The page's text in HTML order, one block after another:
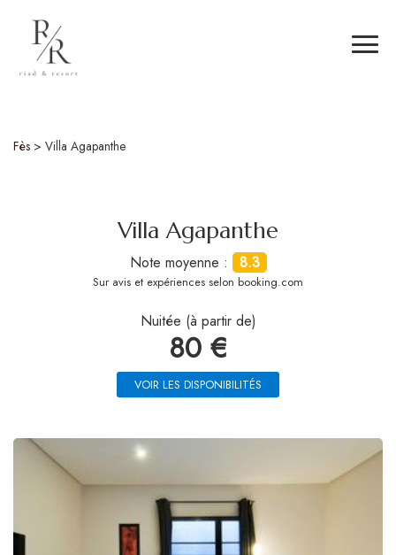
Fès > Villa Agapanthe
Villa Agapanthe
Note moyenne : 8.3
Sur avis et expériences selon booking.com
Nuitée (à partir de)
80 €
VOIR LES DISPONIBILITÉS